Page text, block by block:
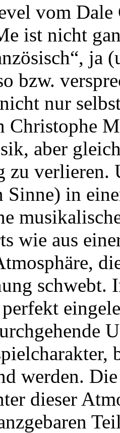
vom
ist nicht
bzw.
nur
Christophe
aber
zu
in
wie aus
schwebt.
werden.
dieser